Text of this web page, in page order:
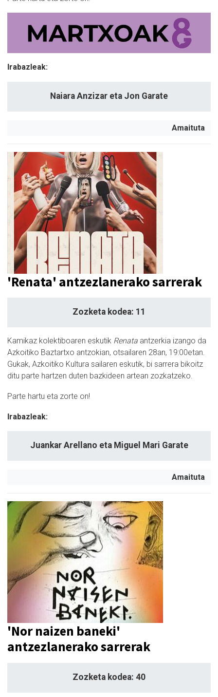
Irabazleak:
Naiara Anzizar eta Jon Garate
Amaituta
'Renata' antzezlanerako sarrerak
Zozketa kodea: 11
Kamikaz kolektiboaren eskutik Renata antzerkia izango da
Azkoitiko Baztartxo antzokian, otsailaren 28an, 19:00etan.
Gukak, Azkoitiko Kultura sailaren eskutik, bi sarrera bikoitz
ditu parte hartzen duten bazkideen artean zozkatzeko.
Parte hartu eta zorte on!
Irabazleak:
Juankar Arellano eta Miguel Mari Garate
Amaituta
'Nor naizen baneki'
antzezlanerako sarrerak
Zozketa kodea: 40